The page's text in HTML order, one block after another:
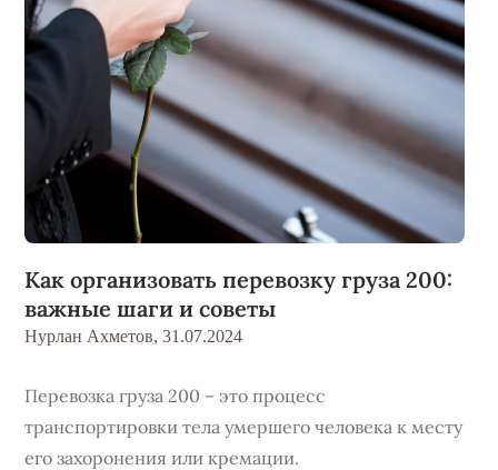
Как организовать перевозку груза 200:
важные шаги и советы
Нурлан Ахметов, 31.07.2024
Перевозка груза 200 – это процесс
транспортировки тела умершего человека к месту
его захоронения или кремации.